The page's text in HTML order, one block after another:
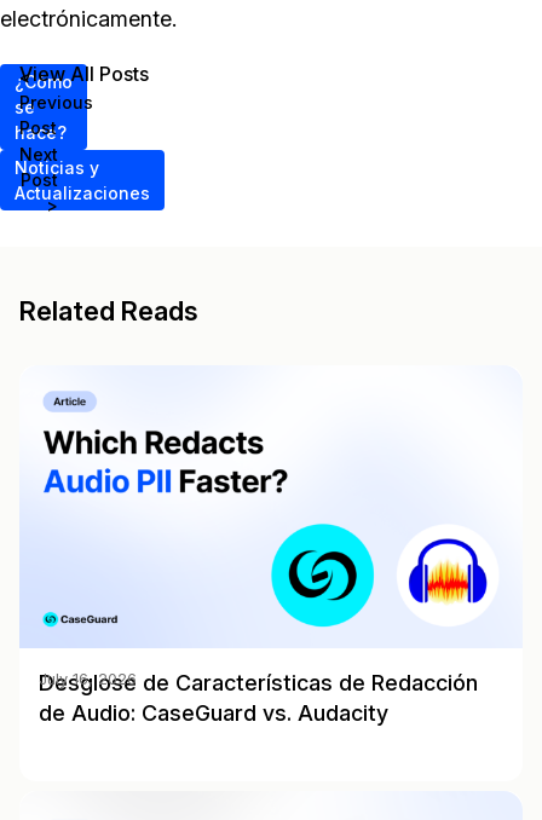
electrónicamente.
¿Cómo
se
hace?
Noticias y
Actualizaciones
<
Previous
Post
Next
Post
>
View All Posts
Related Reads
Desglose de Características de Redacción
de Audio: CaseGuard vs. Audacity
July 16, 2026